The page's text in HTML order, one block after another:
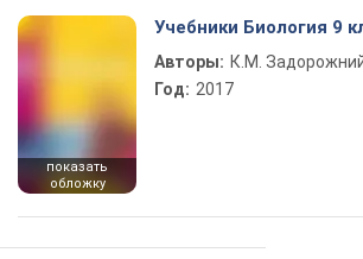
показать
обложку
Учебники Биология 9
Авторы: К.М.
Год: 2017